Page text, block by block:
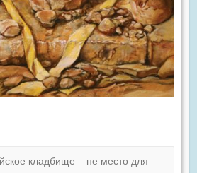
кладбище – не место для